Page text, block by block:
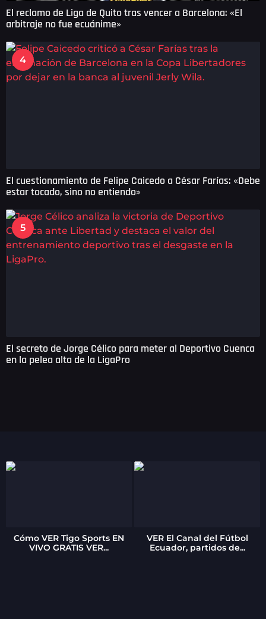
El reclamo de Liga de Quito tras vencer a Barcelona: «El
arbitraje no fue ecuánime»
4
El cuestionamiento de Felipe Caicedo a César Farías: «Debe
estar tocado, sino no entiendo»
5
El secreto de Jorge Célico para meter al Deportivo Cuenca
en la pelea alta de la LigaPro
Cómo VER Tigo Sports EN
VIVO GRATIS VER...
VER El Canal del Fútbol
Ecuador, partidos de...